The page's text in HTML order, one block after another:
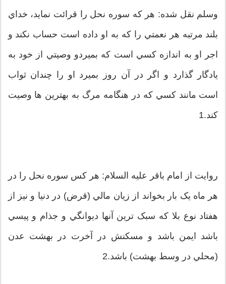
وسلم نقل شده: هر كه سوره نحل را قرائت نمايد، خداي
بلند مرتبه هر نعمتي را كه به او داده است حساب نكند و
اجر او به اندازه كسي است كه بميردو وصيتي از خود به
يادگار گذارد و اگر در آن روز بميرد او را چندان ثواب
است مانند كسي كه در هنگامه مرگ به بهترين ها وصيت
كند.1
روايت از امام باقر عليه السلام: هر كس سوره نحل را در
هر ماه يک بار بخواند از زيان مالي (قرض) در دنيا و نيز از
هفتاد نوع بلا كه سبک ترين آنها ديوانگي و جذام و پيسي
باشد ايمن باشد و مسكنش در آخرت در بهشت عدن
(محلي در وسط بهشت) باشد.2